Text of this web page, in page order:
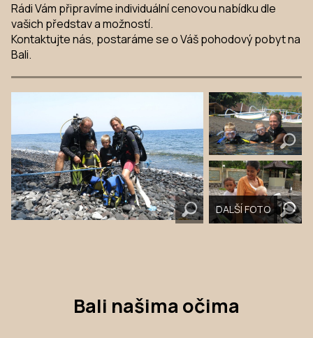
Rádi Vám připravíme individuální cenovou nabídku dle
vašich představ a možností.
Kontaktujte nás, postaráme se o Váš pohodový pobyt na
Bali.
DALŠÍ FOTO
Bali našima očima